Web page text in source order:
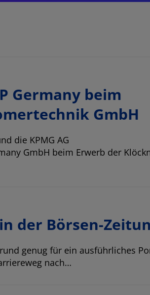
Germany beim
GmbH
die KPMG AG
GmbH beim Erwerb der
der Börsen-
genug für ein ausführliches
nach…